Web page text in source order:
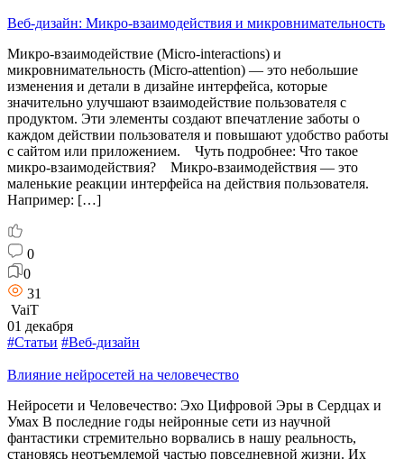
Веб-дизайн: Микро-взаимодействия и микровнимательность
Микро-взаимодействие (Micro-interactions) и
микровнимательность (Micro-attention) — это небольшие
изменения и детали в дизайне интерфейса, которые
значительно улучшают взаимодействие пользователя с
продуктом. Эти элементы создают впечатление заботы о
каждом действии пользователя и повышают удобство работы
с сайтом или приложением. Чуть подробнее: Что такое
микро-взаимодействия? Микро-взаимодействия — это
маленькие реакции интерфейса на действия пользователя.
Например: […]
0
0
31
VaiT
01 декабря
#Статьи #Веб-дизайн
Влияние нейросетей на человечество
Нейросети и Человечество: Эхо Цифровой Эры в Сердцах и
Умах В последние годы нейронные сети из научной
фантастики стремительно ворвались в нашу реальность,
становясь неотъемлемой частью повседневной жизни. Их